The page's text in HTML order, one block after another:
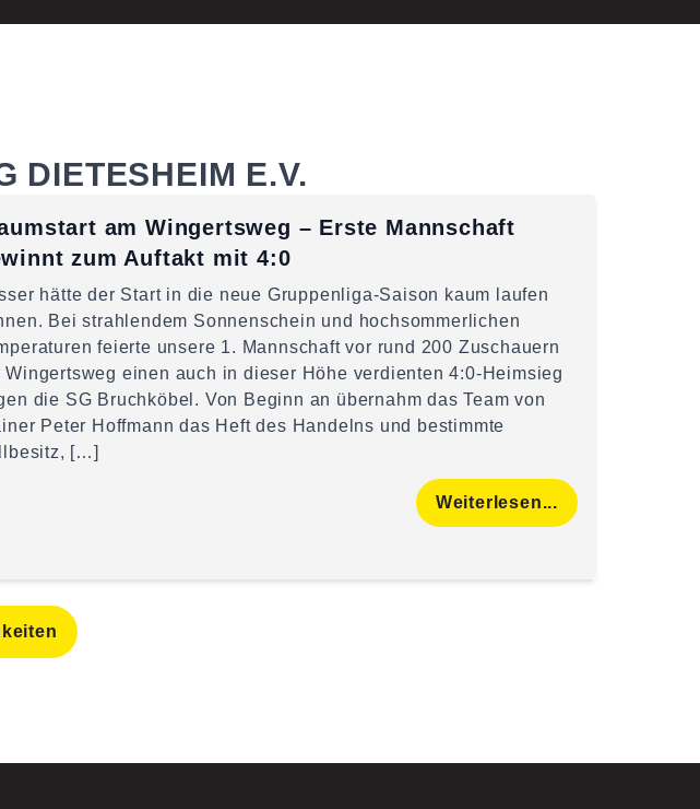
DIETESHEIM E.V.
am Wingertsweg – Erste Mannschaft
zum Auftakt mit 4:0
hätte der Start in die neue Gruppenliga-Saison kaum laufen
Bei strahlendem Sonnenschein und hochsommerlichen
feierte unsere 1. Mannschaft vor rund 200 Zuschauern
Wingertsweg einen auch in dieser Höhe verdienten 4:0-Heimsieg
die SG Bruchköbel. Von Beginn an übernahm das Team von
Peter Hoffmann das Heft des Handelns und bestimmte
[…]
Weiterlesen...